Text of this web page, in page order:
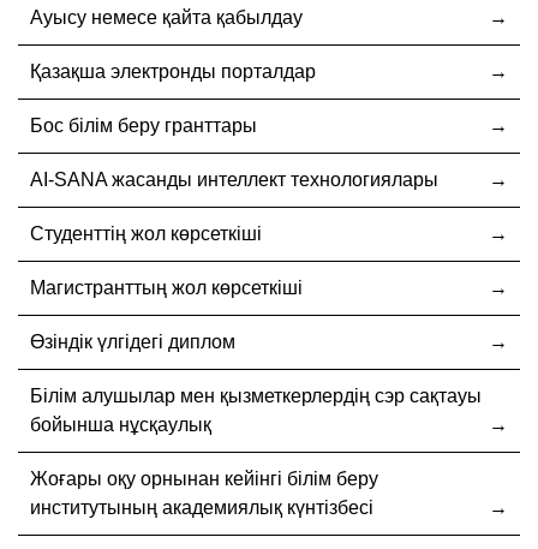
Ауысу немесе қайта қабылдау
Қазақша электронды порталдар
Бос білім беру гранттары
AI-SANA жасанды интеллект технологиялары
Студенттің жол көрсеткіші
Магистранттың жол көрсеткіші
Өзіндік үлгідегі диплом
Білім алушылар мен қызметкерлердің сэр сақтауы
бойынша нұсқаулық
Жоғары оқу орнынан кейінгі білім беру
институтының академиялық күнтізбесі